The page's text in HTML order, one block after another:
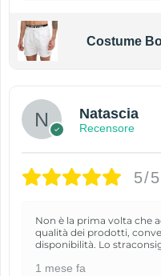
Costume
Natascia
Recensore
5/5
Non è la prima volta che
qualità dei prodotti,
disponibilità. Lo
1 mese fa